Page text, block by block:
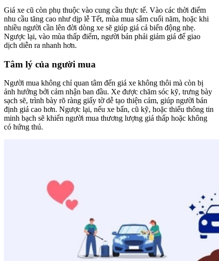
Giá xe cũ còn phụ thuộc vào cung cầu thực tế. Vào các thời điểm
nhu cầu tăng cao như dịp lễ Tết, mùa mua sắm cuối năm, hoặc khi
nhiều người cần lên đời dòng xe sẽ giúp giá cả biến động nhẹ.
Ngược lại, vào mùa thấp điểm, người bán phải giảm giá để giao
dịch diễn ra nhanh hơn.
Tâm lý của người mua
Người mua không chỉ quan tâm đến giá xe không thôi mà còn bị
ảnh hưởng bởi cảm nhận ban đầu. Xe được chăm sóc kỹ, trưng bày
sạch sẽ, trình bày rõ ràng giấy tờ dễ tạo thiện cảm, giúp người bán
định giá cao hơn. Ngược lại, nếu xe bẩn, cũ kỹ, hoặc thiếu thông tin
minh bạch sẽ khiến người mua thương lượng giá thấp hoặc không
có hứng thú.